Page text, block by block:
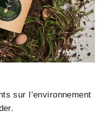
sur l’environnement